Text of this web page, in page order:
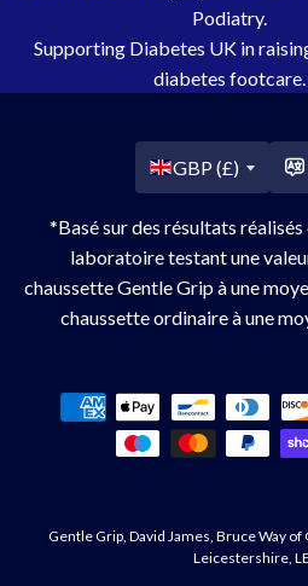
Podiatry.
Supporting Diabetes UK in
diabetes footcare.
Pays/
GBP (£)
*Basé sur des résultats
laboratoire testant une
chaussette Gentle Grip à une
chaussette ordinaire à une
de
Gentle Grip, David James, Bruce Way
Leicestershire,